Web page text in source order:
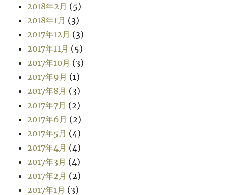
2018年2月 (5)
2018年1月 (3)
2017年12月 (3)
2017年11月 (5)
2017年10月 (3)
2017年9月 (1)
2017年8月 (3)
2017年7月 (2)
2017年6月 (2)
2017年5月 (4)
2017年4月 (4)
2017年3月 (4)
2017年2月 (2)
2017年1月 (3)